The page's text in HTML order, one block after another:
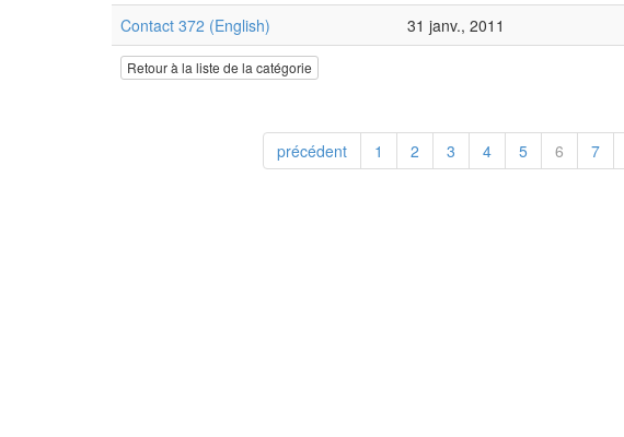
Contact 372 (English)
31 janv., 2011
Retour à la liste de la catégorie
précédent 1 2 3 4 5 6 7